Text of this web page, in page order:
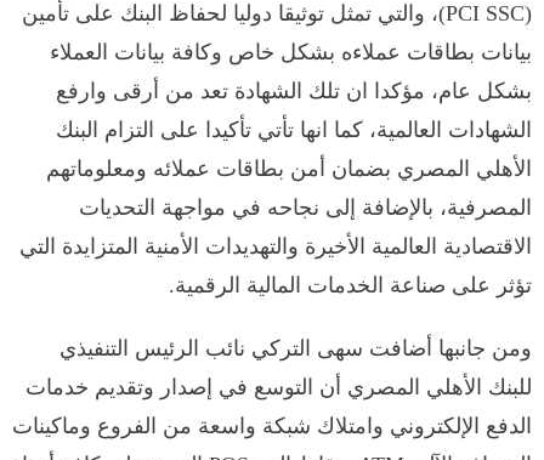
(PCI SSC)، والتي تمثل توثيقا دولیا لحفاظ البنك على تأمين
بیانات بطاقات عملاءه بشكل خاص وكافة بيانات العملاء
بشكل عام، مؤكدا ان تلك الشهادة تعد من أرقى وارفع
الشهادات العالمية، كما انها تأتي تأكيدا على التزام البنك
الأهلي المصري بضمان أمن بطاقات عملائه ومعلوماتهم
المصرفية، بالإضافة إلى نجاحه في مواجهة التحديات
الاقتصادية العالمية الأخيرة والتهديدات الأمنية المتزايدة التي
تؤثر على صناعة الخدمات المالية الرقمية.
ومن جانبها أضافت سهى التركي نائب الرئيس التنفيذي
للبنك الأهلي المصري أن التوسع في إصدار وتقديم خدمات
الدفع الإلكتروني وامتلاك شبكة واسعة من الفروع وماكينات